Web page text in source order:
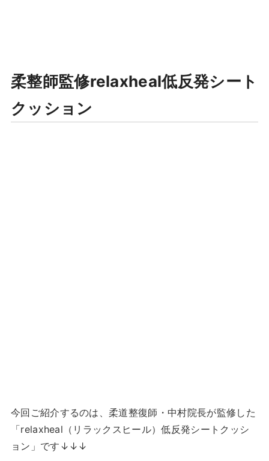
柔整師監修relaxheal低反発シート
クッション
今回ご紹介するのは、柔道整復師・中村院長が監修した
「relaxheal（リラックスヒール）低反発シートクッシ
ョン」です↓↓↓